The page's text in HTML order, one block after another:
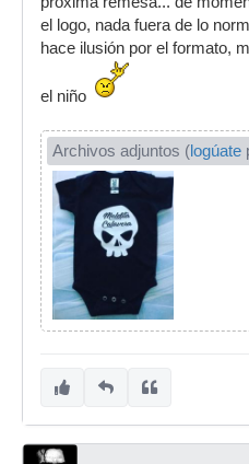
el logo, nada fuera de lo
hace ilusión por el formato,
el niño
Archivos adjuntos (logúate